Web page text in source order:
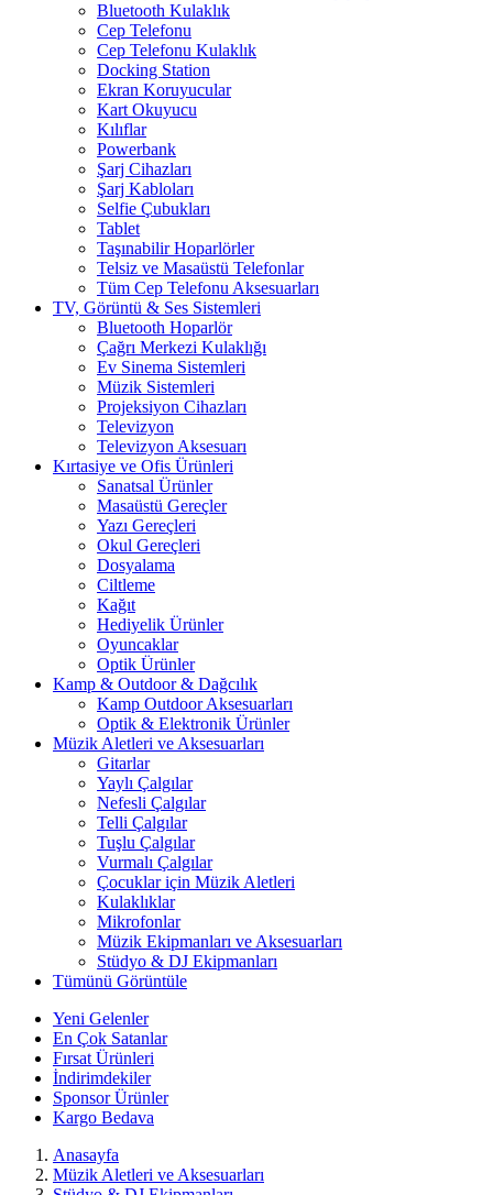
Bluetooth Kulaklık
Cep Telefonu
Cep Telefonu Kulaklık
Docking Station
Ekran Koruyucular
Kart Okuyucu
Kılıflar
Powerbank
Şarj Cihazları
Şarj Kabloları
Selfie Çubukları
Tablet
Taşınabilir Hoparlörler
Telsiz ve Masaüstü Telefonlar
Tüm Cep Telefonu Aksesuarları
TV, Görüntü & Ses Sistemleri
Bluetooth Hoparlör
Çağrı Merkezi Kulaklığı
Ev Sinema Sistemleri
Müzik Sistemleri
Projeksiyon Cihazları
Televizyon
Televizyon Aksesuarı
Kırtasiye ve Ofis Ürünleri
Sanatsal Ürünler
Masaüstü Gereçler
Yazı Gereçleri
Okul Gereçleri
Dosyalama
Ciltleme
Kağıt
Hediyelik Ürünler
Oyuncaklar
Optik Ürünler
Kamp & Outdoor & Dağcılık
Kamp Outdoor Aksesuarları
Optik & Elektronik Ürünler
Müzik Aletleri ve Aksesuarları
Gitarlar
Yaylı Çalgılar
Nefesli Çalgılar
Telli Çalgılar
Tuşlu Çalgılar
Vurmalı Çalgılar
Çocuklar için Müzik Aletleri
Kulaklıklar
Mikrofonlar
Müzik Ekipmanları ve Aksesuarları
Stüdyo & DJ Ekipmanları
Tümünü Görüntüle
Yeni Gelenler
En Çok Satanlar
Fırsat Ürünleri
İndirimdekiler
Sponsor Ürünler
Kargo Bedava
Anasayfa
Müzik Aletleri ve Aksesuarları